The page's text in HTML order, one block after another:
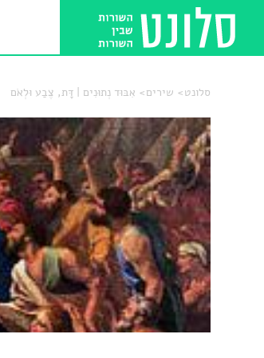
סלונט שירים אִבּוּד נְתוּנִים | דָּת, צֶבַע וּלְאֹם